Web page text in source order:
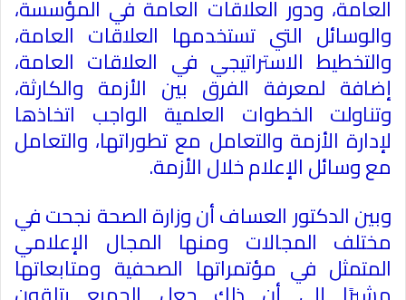
العامة، ودور العلاقات العامة في المؤسسة،
والوسائل التي تستخدمها العلاقات العامة،
والتخطيط الاستراتيجي في العلاقات العامة،
إضافة لمعرفة الفرق بين الأزمة والكارثة،
وتناولت الخطوات العلمية الواجب اتخاذها
لإدارة الأزمة والتعامل مع تطوراتها، والتعامل
مع وسائل الإعلام خلال الأزمة.
وبين الدكتور العساف أن وزارة الصحة نجحت في
مختلف المجالات ومنها المجال الإعلامي
المتمثل في مؤتمراتها الصحفية ومتابعاتها